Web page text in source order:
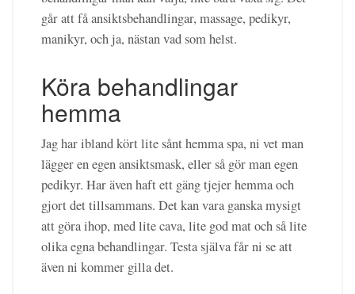
går att få ansiktsbehandlingar, massage, pedikyr,
manikyr, och ja, nästan vad som helst.
Köra behandlingar
hemma
Jag har ibland kört lite sånt hemma spa, ni vet man
lägger en egen ansiktsmask, eller så gör man egen
pedikyr. Har även haft ett gäng tjejer hemma och
gjort det tillsammans. Det kan vara ganska mysigt
att göra ihop, med lite cava, lite god mat och så lite
olika egna behandlingar. Testa själva får ni se att
även ni kommer gilla det.